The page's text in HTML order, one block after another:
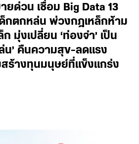
ยด่วน เชื่อม Big Data 13
กตกหล่น พ่วงกฎเหล็กห้าม
มุ่งเปลี่ยน ‘ท่องจำ’ เป็น
น’ คืนความสุข-ลดแรง
ร้างทุนมนุษย์ที่แข็งแกร่ง